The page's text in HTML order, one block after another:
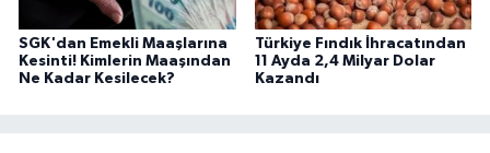
SGK'dan Emekli Maaşlarına
Kesinti! Kimlerin Maaşından
Ne Kadar Kesilecek?
Türkiye Fındık İhracatından
11 Ayda 2,4 Milyar Dolar
Kazandı